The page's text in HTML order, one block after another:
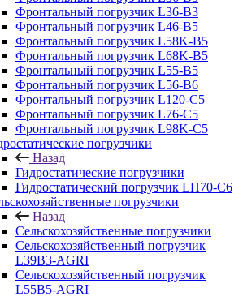
Фронтальный погрузчик L36-B3
Фронтальный погрузчик L46-B5
Фронтальный погрузчик L58K-B5
Фронтальный погрузчик L68K-B5
Фронтальный погрузчик L55-B5
Фронтальный погрузчик L56-B6
Фронтальный погрузчик L120-С5
Фронтальный погрузчик L76-С5
Фронтальный погрузчик L98K-C5
погрузчики
Назад
Гидростатические погрузчики
Гидростатический погрузчик LH70-C6
погрузчики
Назад
Сельскохозяйственные погрузчики
Сельскохозяйственный погрузчик
L39B3-AGRI
Сельскохозяйственный погрузчик
L55B5-AGRI